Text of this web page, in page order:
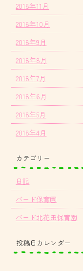
2018年11月
2018年10月
2018年9月
2018年8月
2018年7月
2018年6月
2018年5月
2018年4月
カテゴリー
日記
バード保育園
バード北花田保育園
投稿日カレンダー